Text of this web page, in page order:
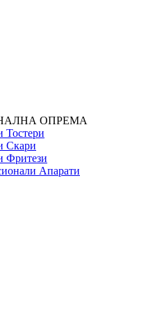
ОПРЕМА
Тостери
Скари
Фритези
Апарати